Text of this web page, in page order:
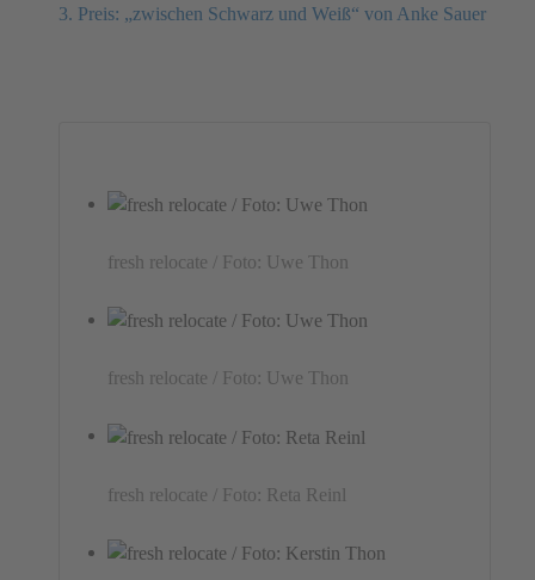
3. Preis: „zwischen Schwarz und Weiß“ von Anke Sauer
fresh relocate / Foto: Uwe Thon
fresh relocate / Foto: Uwe Thon
fresh relocate / Foto: Reta Reinl